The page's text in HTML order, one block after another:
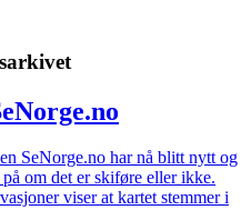
SeNorge.no har nå blitt nytt og
om det er skiføre eller ikke.
viser at kartet stemmer i